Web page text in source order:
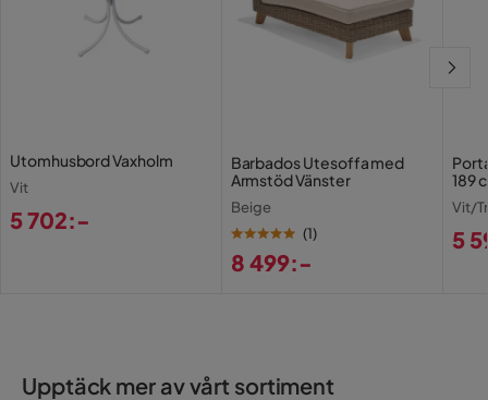
Utomhusbord Vaxholm
Vit
5 702:-
Barbados Utesoffa med
Armstöd Vänster
Beige
(1)
8 499:-
189
Vit/
5
Upptäck mer av vårt sortiment